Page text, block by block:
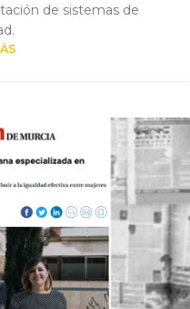
de sistemas de